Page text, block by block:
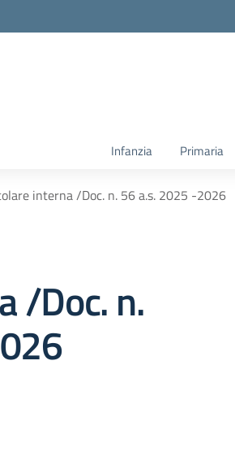
Infanzia Primaria
interna /Doc. n. 56 a.s. 2025 -2026
/Doc. n.